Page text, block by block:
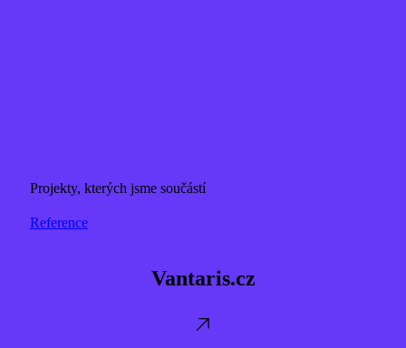
Projekty, kterých jsme součástí
Reference
Vantaris.cz